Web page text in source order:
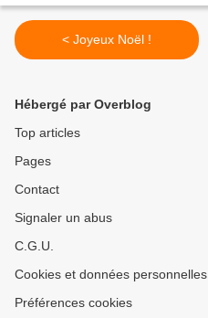
< Joyeux Noël !
Hébergé par Overblog
Top articles
Pages
Contact
Signaler un abus
C.G.U.
Cookies et données personnelles
Préférences cookies